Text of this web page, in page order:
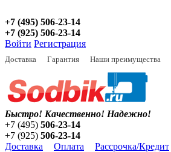
+7 (495) 506-23-14
+7 (925) 506-23-14
Войти Регистрация
Доставка Гарантия Наши преимущества
Быстро! Качественно! Надежно!
+7 (495) 506-23-14
+7 (925) 506-23-14
Доставка
Оплата Рассрочка/Кредит